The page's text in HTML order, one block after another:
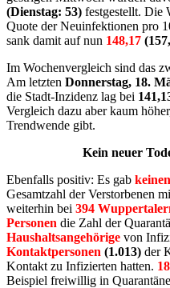
(Dienstag: 53) festgestellt. Die
Quote der Neuinfektionen pro
sank damit auf nun 148,17
Im Wochenvergleich sind das
Am letzten Donnerstag, 18.
die Stadt-Inzidenz lag bei
Vergleich dazu aber kaum
Trendwende gibt.
Kein neuer
Ebenfalls positiv: Es gab keinen
Gesamtzahl der Verstorbenen
weiterhin bei 394
Personen die Zahl der
Haushaltsangehörige von
Kontaktpersonen (1.013) der
Kontakt zu Infizierten hatten.
Beispiel freiwillig in Quarantäne